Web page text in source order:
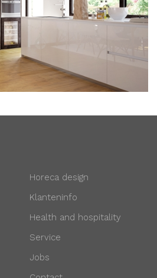
JOBS
CONTACT
Horeca design
Klanteninfo
Health and hospitality
Service
Jobs